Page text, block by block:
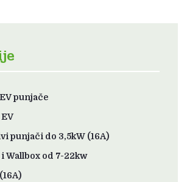
punjače
punjači do 3,5kW (16A)
Wallbox od 7-22kw